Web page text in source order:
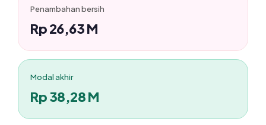
Penambahan bersih
Rp 26,63 M
Modal akhir
Rp 38,28 M